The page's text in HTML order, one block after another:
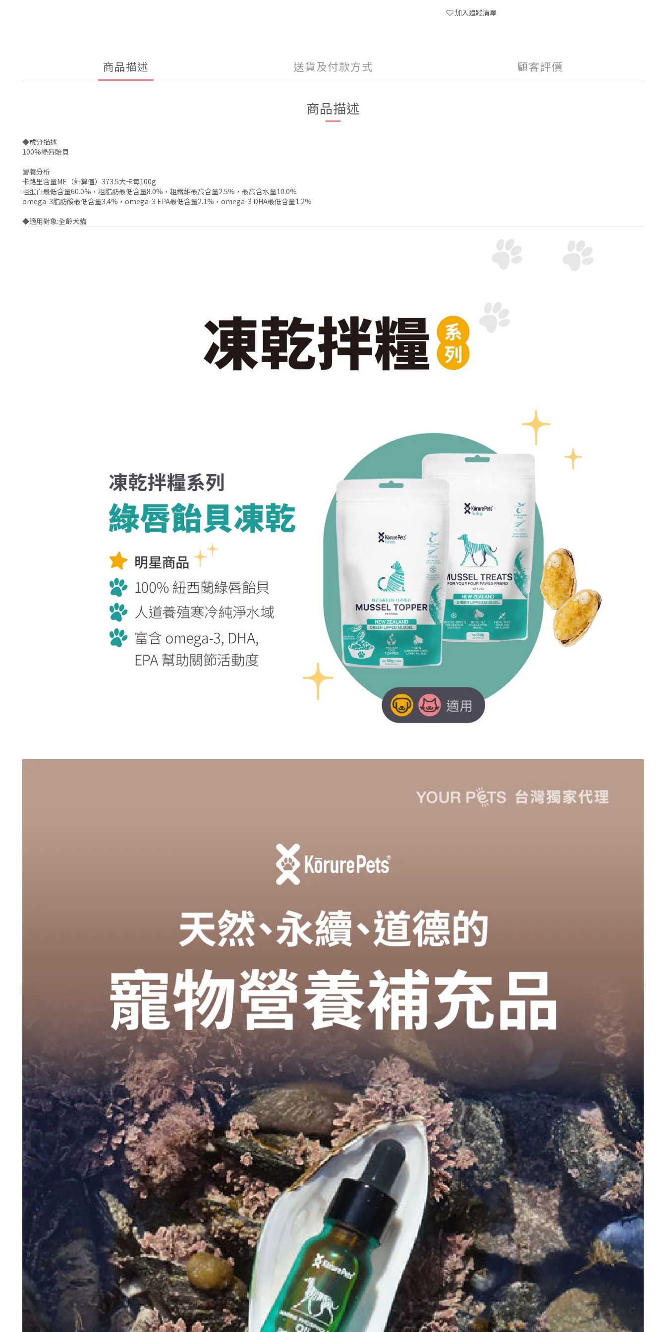
加入追蹤清單
商品描述 送貨及付款方式 顧客評價
商品描述
◆成分描述
100%綠唇貽貝
營養分析
卡路里含量ME（計算值）373.5大卡每100g
粗蛋白最低含量60.0%，粗脂肪最低含量8.0%，粗纖維最高含量2.5%，最高含水量10.0%
omega-3脂肪酸最低含量3.4%，omega-3 EPA最低含量2.1%，omega-3 DHA最低含量1.2%
◆適用對象:全齡犬貓